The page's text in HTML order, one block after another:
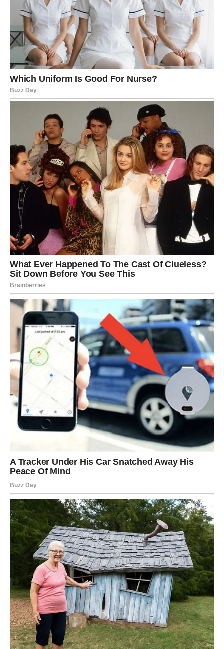
ŽELJA
Jarčevi konačno ulaze u period kada ljubav počinje da
uzvraća sve ono što su ulagali.
Ako ste dugo čekali da vam neko prizna osećanja ili da se
vrati u vaš život, velika je verovatnoća da će upravo danas
doći do tog trenutka.
Mnogi Jarčevi će shvatiti da nisu zaboravljeni i da je
osoba koju vole sve vreme mislila na njih.
Zauzeti pripadnici ovog znaka mogu razgovarati o
zajedničkoj budućnosti, porodici ili velikim životnim
planovima.
Najveća želja vašeg srca počinje da postaje stvarnost.
Vodolija
Vodolije danas mogu biti prijatno iznenađene.
Osoba od koje najmanje očekujete mogla bi pokazati
iskrena osećanja.
Ako ste slobodni, jedan susret mogao bi promeniti vaš
pogled na ljubav.
Zauzeti će imati priliku da vrate romantiku u odnos.
Ribe
OVARUJE SE NAJVEĆA
ŽELJA
Ribe su među najvećim ljubavnim srećnicima ovog dana.
Zvezde vam donose energiju ostvarenja želja, pomirenja,
novih početaka i iskrenih emocija.
Ako ste dugo patili zbog jedne osobe, danas biste mogli
dobiti odgovor koji će vam promeniti život.
Neki pripadnici ovog znaka dobiće iznenadni poziv ili
poruku koja će vratiti osmeh na lice.
Zauzete Ribe doživljavaju obnovu poverenja i ljubavi, dok
slobodne mogu upoznati osobu koja će vrlo brzo postati
veoma važna u njihovom životu.